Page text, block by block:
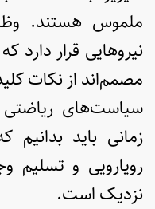
ملموس هستند.
نیروهایی قرار دارد
مصمم‌اند از نکات
سیاست‌های
زمانی باید
رویارویی و تسلیم
نزدیک است.